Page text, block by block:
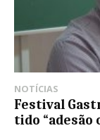
NOTÍCIAS
Festival
tido “adesão